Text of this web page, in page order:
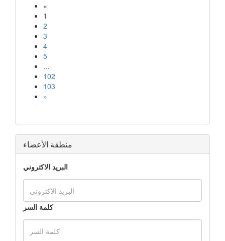
«
1
2
3
4
5
...
102
103
»
منطقة الأعضاء
البريد الاكتروني
كلمة السر